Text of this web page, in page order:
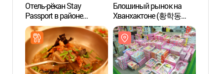
Отель-рёкан Stay
Passport в районе
Синдан (스테이 패스포트
신당 료칸)
Блошиный рынок на
Хванхактоне (황학동
벼룩시장)